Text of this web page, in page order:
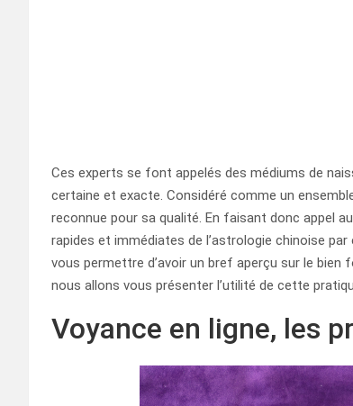
Ces experts se font appelés des médiums de
certaine et exacte. Considéré comme un
reconnue pour sa qualité. En faisant donc appel
rapides et immédiates de l’astrologie chinoise
vous permettre d’avoir un bref aperçu sur le
nous allons vous présenter l’utilité de cette
Voyance en ligne, les